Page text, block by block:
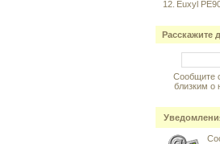
12. Euxyl
Расскажите
Сообщите
близким о